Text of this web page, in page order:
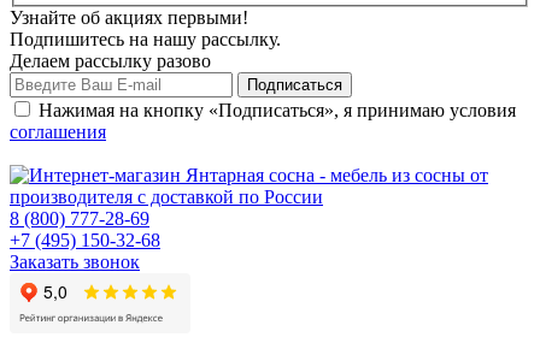
Узнайте об акциях первыми!
Подпишитесь на нашу рассылку.
Делаем рассылку разово
Нажимая на кнопку «Подписаться», я принимаю условия
соглашения
8 (800) 777-28-69
+7 (495) 150-32-68
Заказать звонок